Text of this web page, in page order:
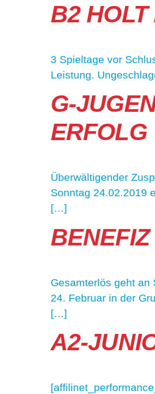
B2 HOLT
3 Spieltage vor
Leistung.
G-
ERFOLG
Überwältigender
Sonntag 24.02.2019
[…]
Gesamterlös geht an
24. Februar in der
[…]
A2-